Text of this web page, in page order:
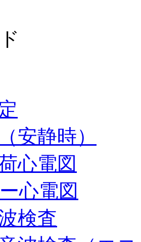
安静時）
心電図
心電図
検査